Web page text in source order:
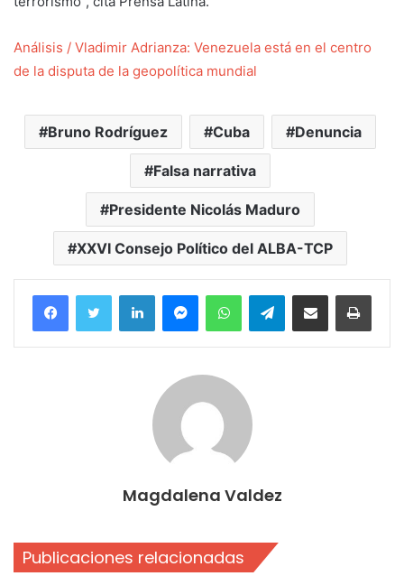
Análisis / Vladimir Adrianza: Venezuela está en el centro
de la disputa de la geopolítica mundial
Bruno Rodríguez Cuba Denuncia
Falsa narrativa
Presidente Nicolás Maduro
XXVI Consejo Político del ALBA-TCP
FacebookTwitter LinkedInMessengerWhatsAppTelegramCompartir por correo electrónico
Magdalena Valdez
Publicaciones relacionadas